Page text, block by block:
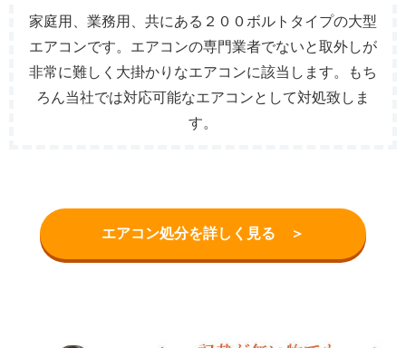
家庭用、業務用、共にある２００ボルトタイプの大型
エアコンです。エアコンの専門業者でないと取外しが
非常に難しく大掛かりなエアコンに該当します。もち
ろん当社では対応可能なエアコンとして対処致しま
す。
エアコン処分を詳しく見る ＞